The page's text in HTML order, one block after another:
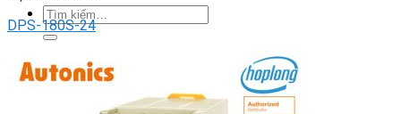
Tìm
kiếm:
0
DPS-180S-24